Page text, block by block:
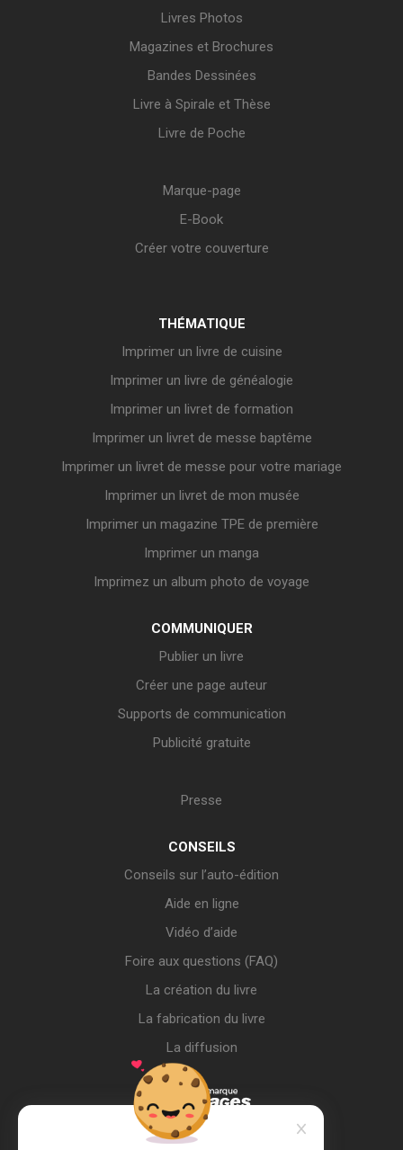
Livres Photos
Magazines et Brochures
Bandes Dessinées
Livre à Spirale et Thèse
Livre de Poche
Marque-page
E-Book
Créer votre couverture
THÉMATIQUE
Imprimer un livre de cuisine
Imprimer un livre de généalogie
Imprimer un livret de formation
Imprimer un livret de messe baptême
Imprimer un livret de messe pour votre mariage
Imprimer un livret de mon musée
Imprimer un magazine TPE de première
Imprimer un manga
Imprimez un album photo de voyage
COMMUNIQUER
Publier un livre
Créer une page auteur
Supports de communication
Publicité gratuite
Presse
CONSEILS
Conseils sur l’auto-édition
Aide en ligne
Vidéo d’aide
Foire aux questions (FAQ)
La création du livre
La fabrication du livre
La diffusion